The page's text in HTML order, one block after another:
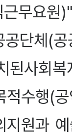
무요원
공단체(
된사회
수행(공
원과